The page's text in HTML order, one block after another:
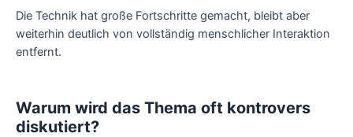
Die Technik hat große Fortschritte gemacht, bleibt aber
weiterhin deutlich von vollständig menschlicher Interaktion
entfernt.
Warum wird das Thema oft kontrovers
diskutiert?